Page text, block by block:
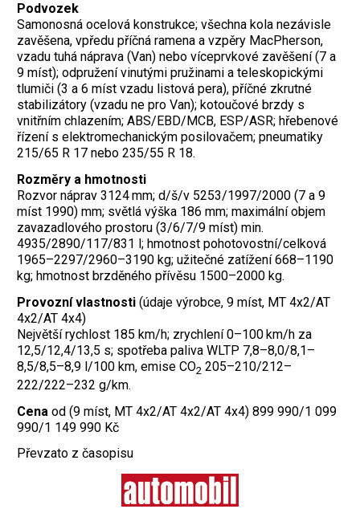
Podvozek
Samonosná ocelová konstrukce; všechna kola nezávisle
zavěšena, vpředu příčná ramena a vzpěry MacPherson,
vzadu tuhá náprava (Van) nebo víceprvkové zavěšení (7 a
9 míst); odpružení vinutými pružinami a teleskopickými
tlumiči (3 a 6 míst vzadu listová pera), příčné zkrutné
stabilizátory (vzadu ne pro Van); kotoučové brzdy s
vnitřním chlazením; ABS/EBD/MCB, ESP/ASR; hřebenové
řízení s elektromechanickým posilovačem; pneumatiky
215/65 R 17 nebo 235/55 R 18.
Rozměry a hmotnosti
Rozvor náprav 3124 mm; d/š/v 5253/1997/2000 (7 a 9
míst 1990) mm; světlá výška 186 mm; maximální objem
zavazadlového prostoru (3/6/7/9 míst) min.
4935/2890/117/831 l; hmotnost pohotovostní/celková
1965–2297/2960–3190 kg; užitečné zatížení 668–1190
kg; hmotnost brzděného přívěsu 1500–2000 kg.
Provozní vlastnosti (údaje výrobce, 9 míst, MT 4x2/AT
4x2/AT 4x4)
Největší rychlost 185 km/h; zrychlení 0–100 km/h za
12,5/12,4/13,5 s; spotřeba paliva WLTP 7,8–8,0/8,1–
8,5/8,5–8,9 l/100 km, emise CO2 205–210/212–
222/222–232 g/km.
Cena od (9 míst, MT 4x2/AT 4x2/AT 4x4) 899 990/1 099
990/1 149 990 Kč
Převzato z časopisu